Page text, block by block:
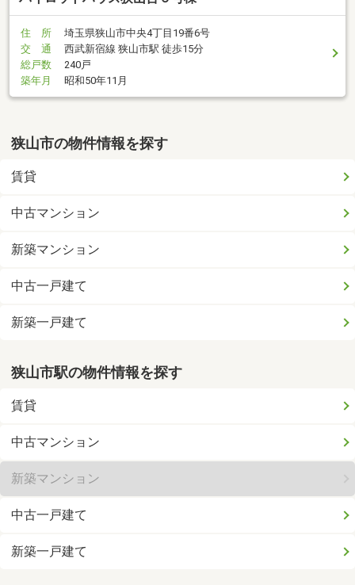
住 所
埼玉県狭山市中央4丁目19番6号
交 通
西武新宿線 狭山市駅 徒歩15分
総戸数
240戸
築年月
昭和50年11月
狭山市の物件情報を探す
賃貸
中古マンション
新築マンション
中古一戸建て
新築一戸建て
狭山市駅の物件情報を探す
賃貸
中古マンション
新築マンション
中古一戸建て
新築一戸建て